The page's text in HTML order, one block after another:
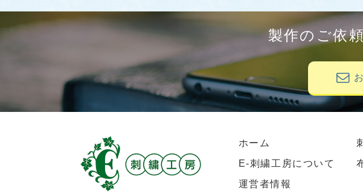
製作のご依
ホーム
E-刺繍工房について
運営者情報